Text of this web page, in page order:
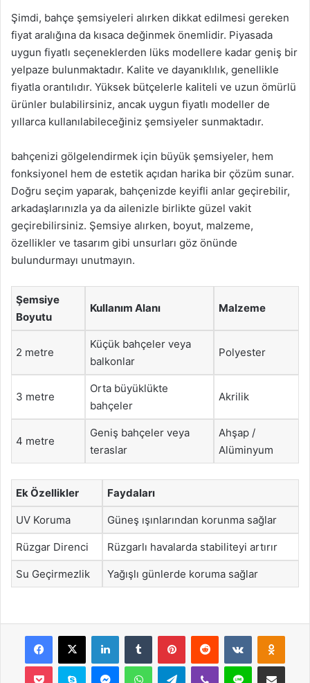
Şimdi, bahçe şemsiyeleri alırken dikkat edilmesi gereken
fiyat aralığına da kısaca değinmek önemlidir. Piyasada
uygun fiyatlı seçeneklerden lüks modellere kadar geniş bir
yelpaze bulunmaktadır. Kalite ve dayanıklılık, genellikle
fiyatla orantılıdır. Yüksek bütçelerle kaliteli ve uzun ömürlü
ürünler bulabilirsiniz, ancak uygun fiyatlı modeller de
yıllarca kullanılabileceğiniz şemsiyeler sunmaktadır.
bahçenizi gölgelendirmek için büyük şemsiyeler, hem
fonksiyonel hem de estetik açıdan harika bir çözüm sunar.
Doğru seçim yaparak, bahçenizde keyifli anlar geçirebilir,
arkadaşlarınızla ya da ailenizle birlikte güzel vakit
geçirebilirsiniz. Şemsiye alırken, boyut, malzeme,
özellikler ve tasarım gibi unsurları göz önünde
bulundurmayı unutmayın.
Şemsiye
Boyutu
Kullanım Alanı Malzeme
2 metre
Küçük bahçeler veya
balkonlar
Polyester
3 metre
Orta büyüklükte
bahçeler
Akrilik
4 metre
Geniş bahçeler veya
teraslar
Ahşap /
Alüminyum
Ek Özellikler Faydaları
UV Koruma Güneş ışınlarından korunma sağlar
Rüzgar Direnci Rüzgarlı havalarda stabiliteyi artırır
Su Geçirmezlik Yağışlı günlerde koruma sağlar
Facebook
X LinkedInTumblr PinterestReddit VKontakte
Pocket Skype MessengerWhatsAppTelegramViber Line E-Posta ile